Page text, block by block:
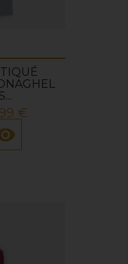
€